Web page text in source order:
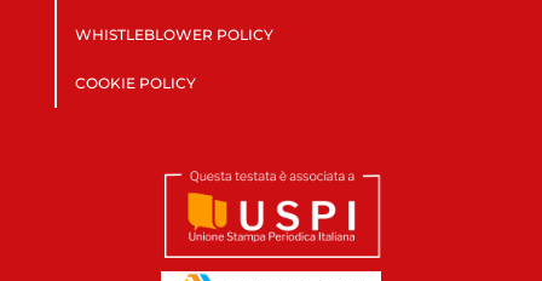
WHISTLEBLOWER POLICY
COOKIE POLICY